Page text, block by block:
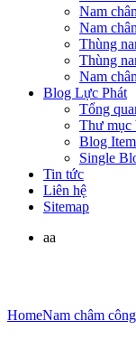
Nam
Nam
Thùng
Thùng
Nam
Blog Lực Phát
Tổng
Thư mục
Blog
Single
Tin tức
Liên hệ
Sitemap
aa
HomeNam châm